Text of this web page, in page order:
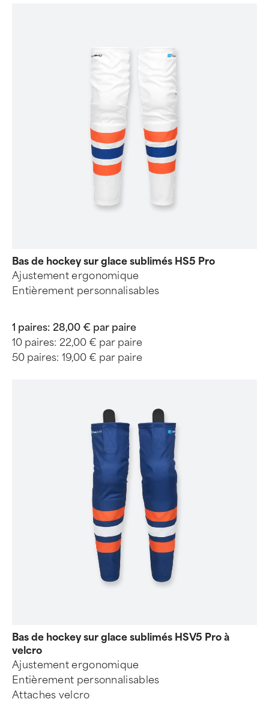
Bas de hockey sur glace sublimés HS5 Pro
Ajustement ergonomique
Entièrement personnalisables
1 paires: 28,00 € par paire
10 paires: 22,00 € par paire
50 paires: 19,00 € par paire
Bas de hockey sur glace sublimés HSV5 Pro à
velcro
Ajustement ergonomique
Entièrement personnalisables
Attaches velcro